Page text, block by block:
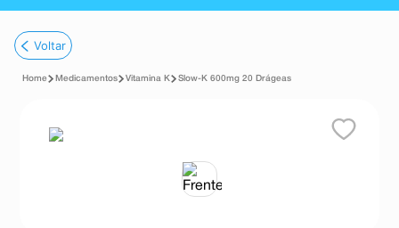
1º fralda
pampers confort sec max
Voltar
Medicamentos Vitamina K Slow-K 600mg 20 Drágeas